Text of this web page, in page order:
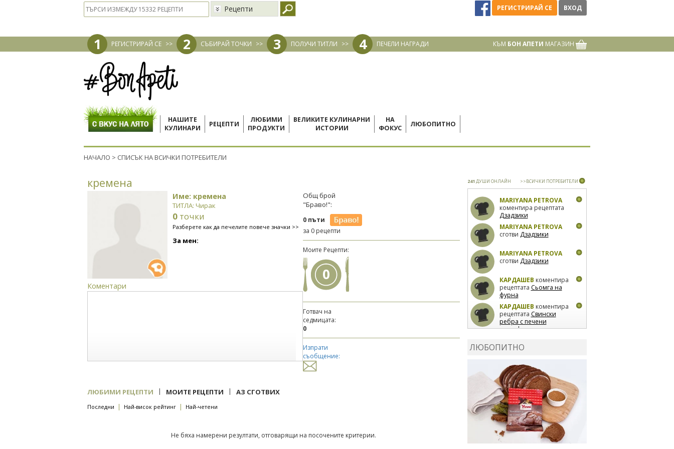
Рецепти РЕГИСТРИРАЙ СЕ ВХОД
1 РЕГИСТРИРАЙ СЕ >> 2 СЪБИРАЙ ТОЧКИ >> 3 ПОЛУЧИ ТИТЛИ >> 4 ПЕЧЕЛИ НАГРАДИ КЪМ БОН АПЕТИ МАГАЗИН
НАШИТЕ
КУЛИНАРИ
РЕЦЕПТИ
ЛЮБИМИ
ПРОДУКТИ
ВЕЛИКИТЕ КУЛИНАРНИ
ИСТОРИИ
НА
ФОКУС
ЛЮБОПИТНО
НАЧАЛО > СПИСЪК НА ВСИЧКИ ПОТРЕБИТЕЛИ
кремена
Име: кремена
ТИТЛА: Чирак
0 точки
Разберете как да печелите повече значки >>
За мен:
Коментари
Общ брой
"Браво!":
0 пъти
за 0 рецепти
Моите Рецепти:
0
Готвач на
седмицата:
0
Изпрати
съобщение:
ЛЮБИМИ РЕЦЕПТИ | МОИТЕ РЕЦЕПТИ | АЗ СГОТВИХ
Последни | Най-висок рейтинг | Най-четени
Не бяха намерени резултати, отговарящи на посочените критерии.
241 ДУШИ ОНЛАЙН >>ВСИЧКИ ПОТРЕБИТЕЛИ
MARIYANA PETROVA
коментира рецептата
Дзадзики
MARIYANA PETROVA
сготви Дзадзики
MARIYANA PETROVA
сготви Дзадзики
КАРДАШЕВ коментира
рецептата Сьомга на
фурна
КАРДАШЕВ коментира
рецептата Свински
ребра с печени
картофи
лимон
коментира рецептата
Киноа със зеленчуци
ЛЮБОПИТНО